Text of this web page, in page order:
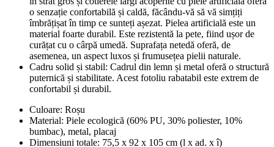
o senzație confortabilă și caldă, făcându-vă să vă simțiți
îmbrățișat în timp ce sunteți așezat. Pielea artificială este un
material foarte durabil. Este rezistentă la pete, fiind ușor de
curățat cu o cârpă umedă. Suprafața netedă oferă, de
asemenea, un aspect luxos și frumusețea pielii naturale.
Cadru solid și stabil: Cadrul din lemn și metal oferă o structură
puternică și stabilitate. Acest fotoliu rabatabil este extrem de
confortabil și durabil.
Culoare: Roșu
Material: Piele ecologică (60% PU, 30% poliester, 10%
bumbac), metal, placaj
Dimensiuni totale: 75,5 x 92 x 105 cm (l x ad. x î)